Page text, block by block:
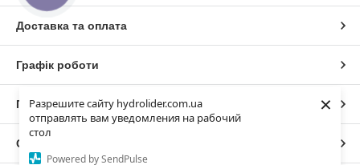
Разрешите сайту hydrolider.com.ua
отправлять вам уведомления на рабочий
стол
Powered by SendPulse
×
Доставка та оплата
Графік роботи
Повна версія сайту
Сайт створено на маркетплейсі